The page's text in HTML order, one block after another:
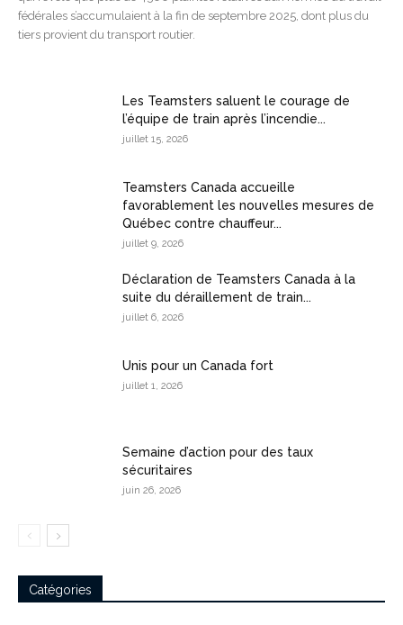
fédérales s’accumulaient à la fin de septembre 2025, dont plus du
tiers provient du transport routier.
Les Teamsters saluent le courage de
l’équipe de train après l’incendie...
juillet 15, 2026
Teamsters Canada accueille
favorablement les nouvelles mesures de
Québec contre chauffeur...
juillet 9, 2026
Déclaration de Teamsters Canada à la
suite du déraillement de train...
juillet 6, 2026
Unis pour un Canada fort
juillet 1, 2026
Semaine d’action pour des taux
sécuritaires
juin 26, 2026
Catégories